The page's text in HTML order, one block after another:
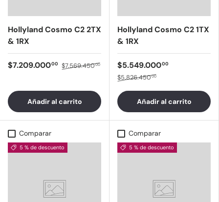
Hollyland Cosmo C2 2TX
& 1RX
$7.209.00000 $7.569.45000
Añadir al carrito
Hollyland Cosmo C2 1TX
& 1RX
$5.549.00000
$5.826.45000
Añadir al carrito
Comparar
5 % de descuento
Comparar
5 % de descuento